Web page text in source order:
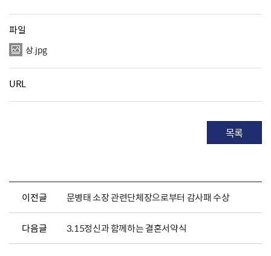
파일
상.jpg
URL
목록
이전글 문병태 소장 관련단체장으로부터 감사패 수상
다음글 3.15정신과 함께하는 결혼서약식